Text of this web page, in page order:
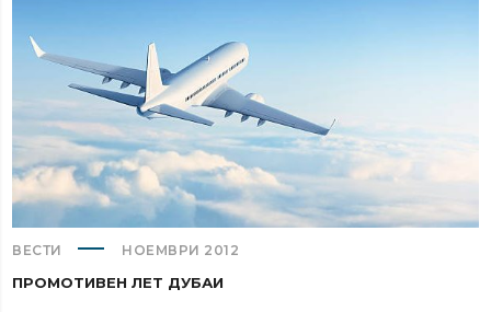
ВЕСТИ НОЕМВРИ 2012
ПРОМОТИВЕН ЛЕТ ДУБАИ